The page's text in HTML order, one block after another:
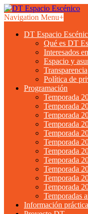
Navigation Menu+
DT Espacio
Qué es DT
Interesados
Espacio y
Transparencia
Política de
Programación
Temporada
Temporada
Temporada
Temporada
Temporada
Temporada
Temporada
Temporada
Temporada
Temporada
Temporada
Temporadas
Información